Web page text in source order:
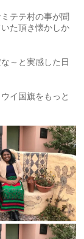
テテ村の事が聞
た頂き懐かしか
～と実感した日
イ国旗をもっと